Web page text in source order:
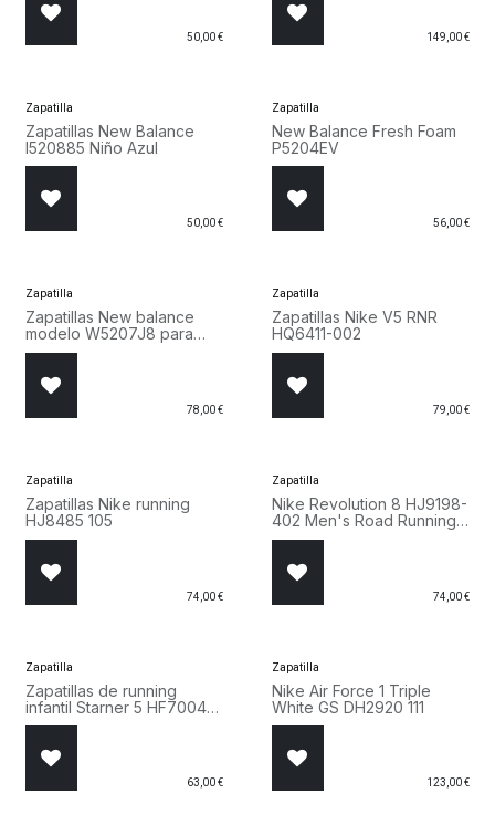
juego.
50,00€ 149,00€
Zapatilla
Zapatillas New Balance
I520885 Niño Azul
50,00€
Zapatilla
New Balance Fresh Foam
P5204EV
56,00€
Zapatilla
Zapatillas New balance
modelo W5207J8 para
Mujer en color beige.
78,00€
Zapatilla
Zapatillas Nike V5 RNR
HQ6411-002
79,00€
Zapatilla
Zapatillas Nike running
HJ8485 105
74,00€
Zapatilla
Nike Revolution 8 HJ9198-
402 Men's Road Running
Shoes Azul Marino y
74,00€
Zapatilla
Zapatillas de running
infantil Starner 5 HF7004
002
63,00€
Zapatilla
Nike Air Force 1 Triple
White GS DH2920 111
123,00€